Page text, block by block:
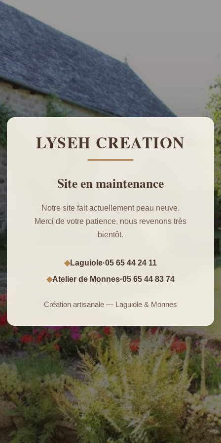
LYSEH CREATION
Site en maintenance
Notre site fait actuellement peau neuve.
Merci de votre patience, nous revenons très
bientôt.
◆Laguiole·05 65 44 24 11
◆Atelier de Monnes·05 65 44 83 74
Création artisanale — Laguiole & Monnes